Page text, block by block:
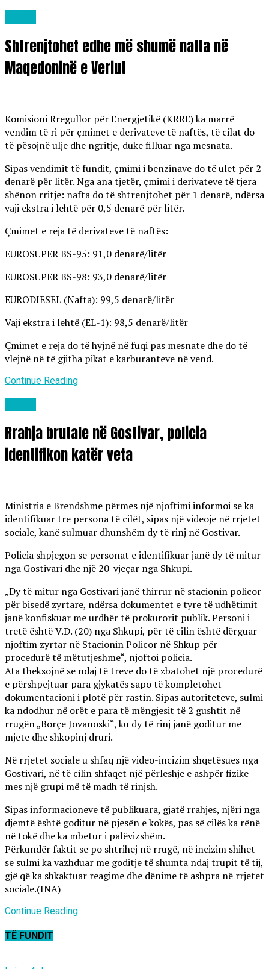
Shtrenjtohet edhe më shumë nafta në
Maqedoninë e Veriut
Komisioni Rregullor për Energjetikë (KRRE) ka marrë
vendim të ri për çmimet e derivateve të naftës, të cilat do
të pësojnë ulje dhe ngritje, duke filluar nga mesnata.
Sipas vendimit të fundit, çmimi i benzinave do të ulet për 2
denarë për litër. Nga ana tjetër, çmimi i derivateve të tjera
shënon rritje: nafta do të shtrenjtohet për 1 denarë, ndërsa
vaji ekstra i lehtë për 0,5 denarë për litër.
Çmimet e reja të derivateve të naftës:
EUROSUPER BS-95: 91,0 denarë/litër
EUROSUPER BS-98: 93,0 denarë/litër
EURODIESEL (Nafta): 99,5 denarë/litër
Vaji ekstra i lehtë (EL-1): 98,5 denarë/litër
Çmimet e reja do të hyjnë në fuqi pas mesnate dhe do të
vlejnë në të gjitha pikat e karburanteve në vend.
Continue Reading
Rrahja brutale në Gostivar, policia
identifikon katër veta
Ministria e Brendshme përmes një njoftimi informoi se ka
identifikuar tre persona të cilët, sipas një videoje në rrjetet
sociale, kanë sulmuar dhunshëm dy të rinj në Gostivar.
Policia shpjegon se personat e identifikuar janë dy të mitur
nga Gostivari dhe një 20-vjeçar nga Shkupi.
„Dy të mitur nga Gostivari janë thirrur në stacionin policor
për bisedë zyrtare, ndërsa dokumentet e tyre të udhëtimit
janë konfiskuar me urdhër të prokurorit publik. Personi i
tretë është V.D. (20) nga Shkupi, për të cilin është dërguar
njoftim zyrtar në Stacionin Policor në Shkup për
procedurë të mëtutjeshme“, njoftoi policia.
Ata theksojnë se ndaj të treve do të zbatohet një procedurë
e përshpejtuar para gjykatës sapo të kompletohet
dokumentacioni i plotë për rastin. Sipas autoriteteve, sulmi
ka ndodhur në orët e para të mëngjesit të 2 gushtit në
rrugën „Borçe Jovanoski“, ku dy të rinj janë goditur me
mjete dhe shkopinj druri.
Në rrjetet sociale u shfaq një video-incizim shqetësues nga
Gostivari, në të cilin shfaqet një përleshje e ashpër fizike
mes një grupi më të madh të rinjsh.
Sipas informacioneve të publikuara, gjatë rrahjes, njëri nga
djemtë është goditur në pjesën e kokës, pas së cilës ka rënë
në tokë dhe ka mbetur i palëvizshëm.
Përkundër faktit se po shtrihej në rrugë, në incizim shihet
se sulmi ka vazhduar me goditje të shumta ndaj trupit të tij,
gjë që ka shkaktuar reagime dhe dënime të ashpra në rrjetet
sociale.(INA)
Continue Reading
TË FUNDIT